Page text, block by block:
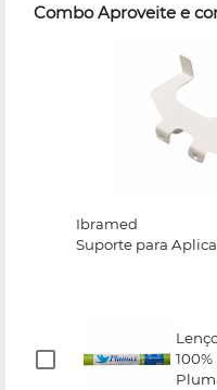
Combo Aproveite e
Ibramed
Suporte para